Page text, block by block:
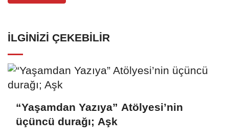
İLGINIZI ÇEKEBILIR
“Yaşamdan Yazıya” Atölyesi’nin
üçüncü durağı; Aşk